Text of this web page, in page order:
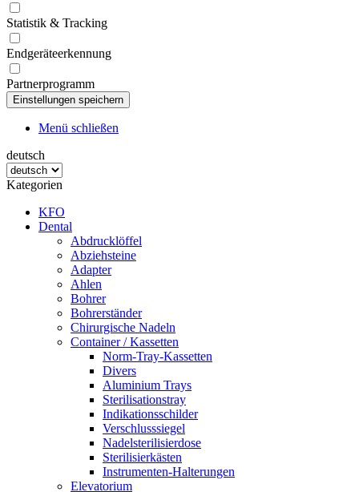
Statistik & Tracking
Endgeräteerkennung
Partnerprogramm
Menü schließen
deutsch
Kategorien
KFO
Dental
Abdrucklöffel
Abziehsteine
Adapter
Ahlen
Bohrer
Bohrerständer
Chirurgische Nadeln
Container / Kassetten
Norm-Tray-Kassetten
Divers
Aluminium Trays
Sterilisationstray
Indikationsschilder
Verschlusssiegel
Nadelsterilisierdose
Sterilisierkästen
Instrumenten-Halterungen
Elevatorium